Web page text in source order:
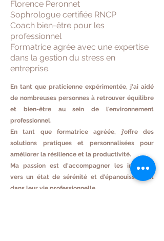
Florence Peronnet
Sophrologue certifiée RNCP
Coach bien-être pour les
professionnel
Formatrice agrée avec une expertise
dans la gestion du stress en
entreprise.
En tant que praticienne expérimentée, j'ai aidé
de nombreuses personnes à retrouver équilibre
et bien-être au sein de l'environnement
professionnel.
En tant que formatrice agréée, j'offre des
solutions pratiques et personnalisées pour
améliorer la résilience et la productivité.
Ma passion est d'accompagner les individus
vers un état de sérénité et d'épanouissement
dans leur vie professionnelle.